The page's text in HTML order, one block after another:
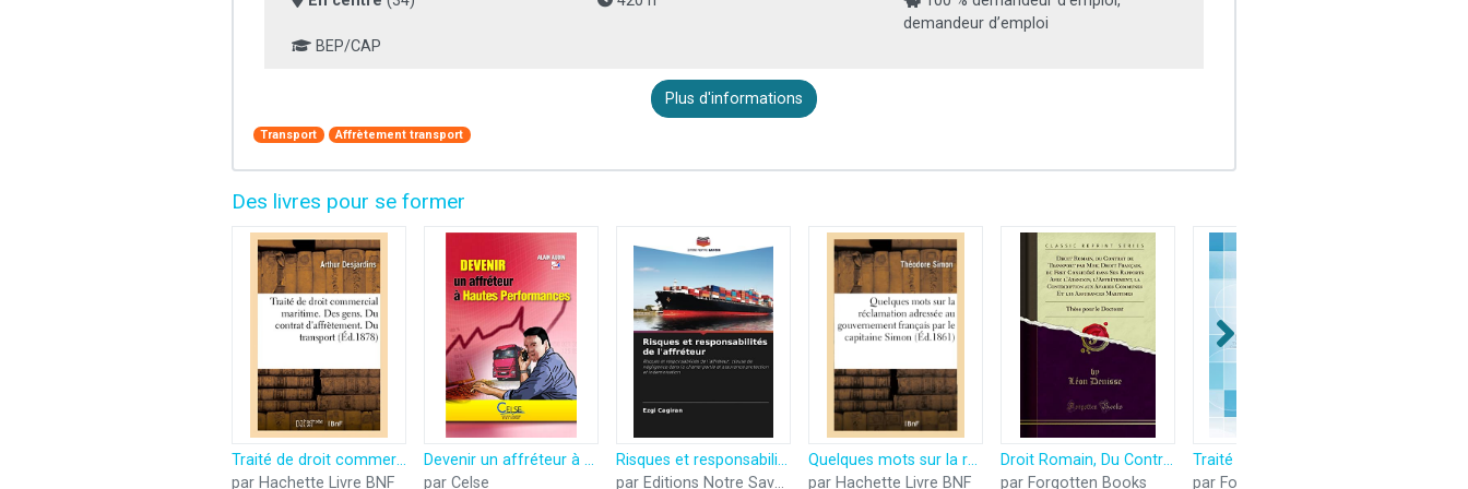
demandeur d’emploi
BEP/CAP
Plus d'informations
Transport Affrètement transport
Des livres pour se former
Traité de droit commercial maritime. Des gens. Du contrat d'affrètement. Du transport des passagers
par Hachette Livre BNF
Devenir un affréteur à hautes performances
par Celse
Risques et responsabilités de l'affréteur: Risques et responsabilités de l'affréteur, clause de négligence dans la charte-partie et assurance protection et indemnisation
par Editions Notre Savoir
Quelques mots sur la réclamation adressée au gouvernement français par le capitaine Simon
par Hachette Livre BNF
Droit Romain, Du Contrat de Transport Par Mer; Droit Français, Du Fret Considéré Dans Ses Rapports Avec l'Abandon, l'Affrètement, La Contribution Aux ... Thèse Pour Le Doctorat (Classic Reprint)
par Forgotten Books
par Forgotten Books